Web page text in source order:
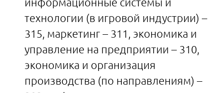
технологии (в игровой индустрии) –
315, маркетинг – 311, экономика и
управление на предприятии – 310,
экономика и организация
производства (по направлениям) –